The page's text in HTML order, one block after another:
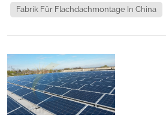
Fabrik Für Flachdachmontage In China